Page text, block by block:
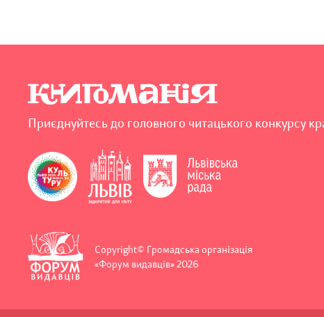
Приєднуйтесь до головного читацького конкурсу
Copyright© Громадська організація
«Форум видавців» 2026